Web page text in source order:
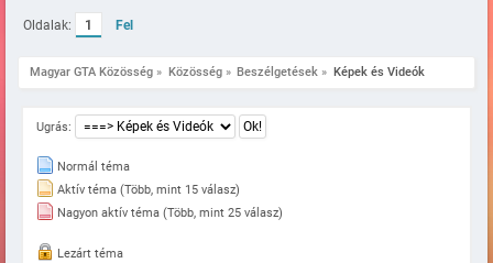
Oldalak: 1 Fel
Magyar GTA Közösség » Közösség » Beszélgetések » Képek és Videók
Ugrás:
Normál téma
Aktív téma (Több, mint 15 válasz)
Nagyon aktív téma (Több, mint 25 válasz)
Lezárt téma